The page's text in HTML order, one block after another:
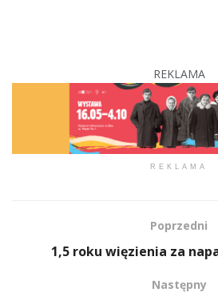
REKLAMA
REKLAMA
Poprzedni
1,5 roku więzienia za
Następny